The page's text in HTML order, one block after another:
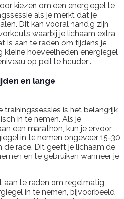
kiezen om een energiegel te
als je merkt dat je
Dit kan vooral handig zijn
waarbij je lichaam extra
is aan te raden om tijdens je
kleine hoeveelheden energiegel
op peil te houden.
en lange
trainingssessies is het belangrijk
in te nemen. Als je
een marathon, kun je ervoor
in te nemen ongeveer 15-30
race. Dit geeft je lichaam de
en te gebruiken wanneer je
aan te raden om regelmatig
in te nemen, bijvoorbeeld